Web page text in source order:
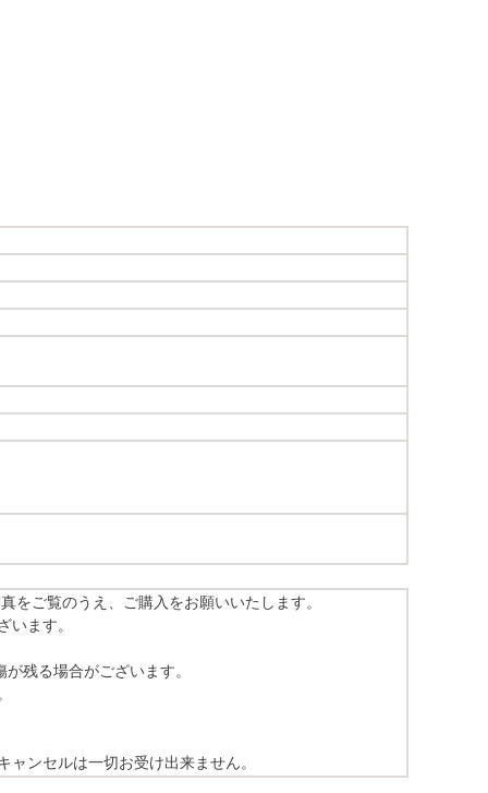
ご覧のうえ、ご購入をお願いいたします。
ます。
残る場合がございます。
ンセルは一切お受け出来ません。